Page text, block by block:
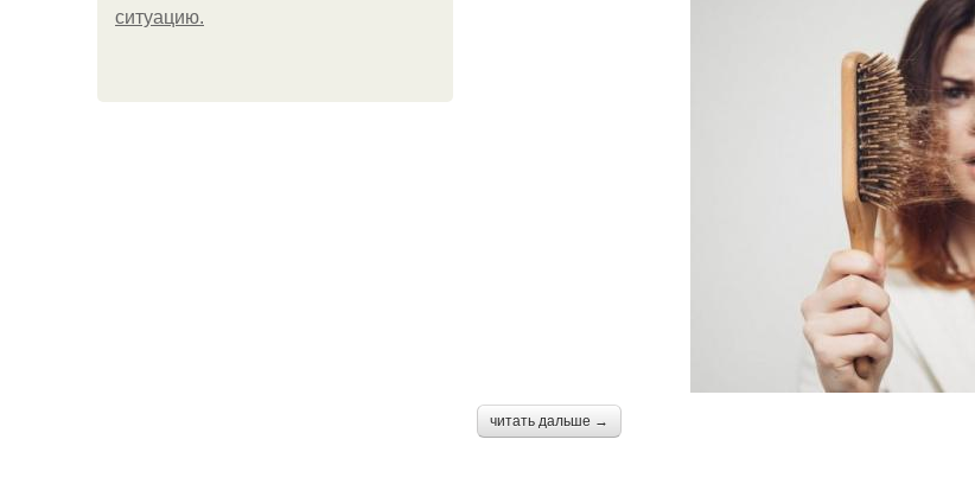
ситуацию.
читать дальше →